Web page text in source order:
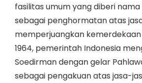
fasilitas umum yang diberi nama
sebagai penghormatan atas
memperjuangkan kemerdekaan
1964, pemerintah Indonesia
Soedirman dengan gelar
sebagai pengakuan atas jasa-